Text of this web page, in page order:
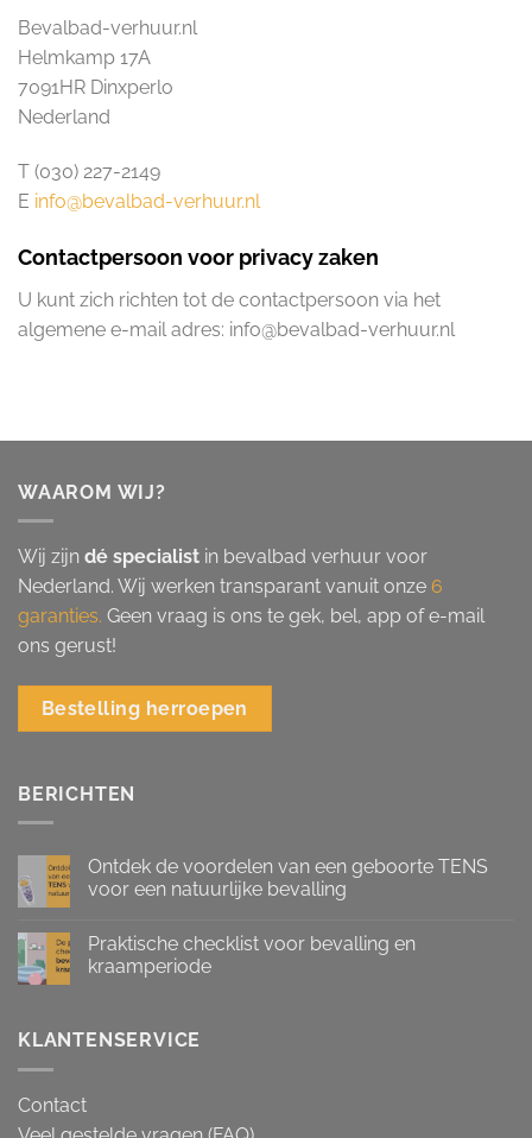
Bevalbad-verhuur.nl
Helmkamp 17A
7091HR Dinxperlo
Nederland
T (030) 227-2149
E info@bevalbad-verhuur.nl
Contactpersoon voor privacy zaken
U kunt zich richten tot de contactpersoon via het
algemene e-mail adres: info@bevalbad-verhuur.nl
WAAROM WIJ?
Wij zijn dé specialist in bevalbad verhuur voor
Nederland. Wij werken transparant vanuit onze 6
garanties. Geen vraag is ons te gek, bel, app of e-mail
ons gerust!
Bestelling herroepen
BERICHTEN
Ontdek de voordelen van een geboorte TENS
voor een natuurlijke bevalling
Praktische checklist voor bevalling en
kraamperiode
KLANTENSERVICE
Contact